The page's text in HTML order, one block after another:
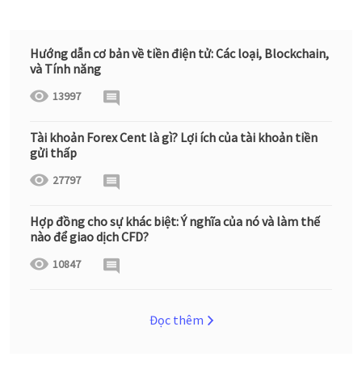
Hướng dẫn cơ bản về tiền điện tử: Các loại, Blockchain,
và Tính năng
13997
Tài khoản Forex Cent là gì? Lợi ích của tài khoản tiền
gửi thấp
27797
Hợp đồng cho sự khác biệt: Ý nghĩa của nó và làm thế
nào để giao dịch CFD?
10847
Đọc thêm